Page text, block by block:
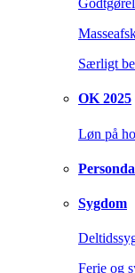
Særligt
OK 2025
Løn på
Sygdom
Ferie og